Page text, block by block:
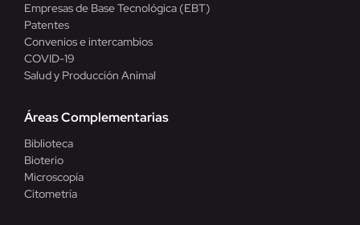
Empresas de Base Tecnológica (EBT)
Patentes
Convenios e intercambios
COVID-19
Salud y Producción Animal
Áreas Complementarias
Biblioteca
Bioterio
Microscopía
Citometría